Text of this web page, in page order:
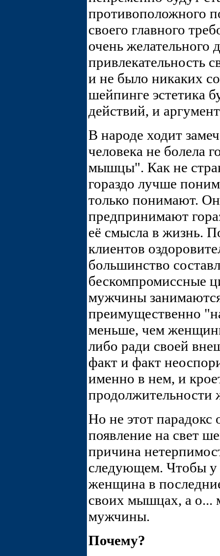
противоположного
своего главного
очень желательного
привлекательность
и не было никаких
шейпинге эстетика
действий, и
В народе ходит
человека не болела
мышцы". Как не
гораздо лучше
только понимают.
предпринимают
её смысла в жизнь.
клиентов
большинство
бескомпромиссные
мужчины
преимущественно
меньше, чем
либо ради своей
факт и факт
именно в нем, и
Hо не этот парадокс
появление на свет
причина
следующем. Чтобы у
женщина в
своих мышцах, а о...
мужчины.
Почему?